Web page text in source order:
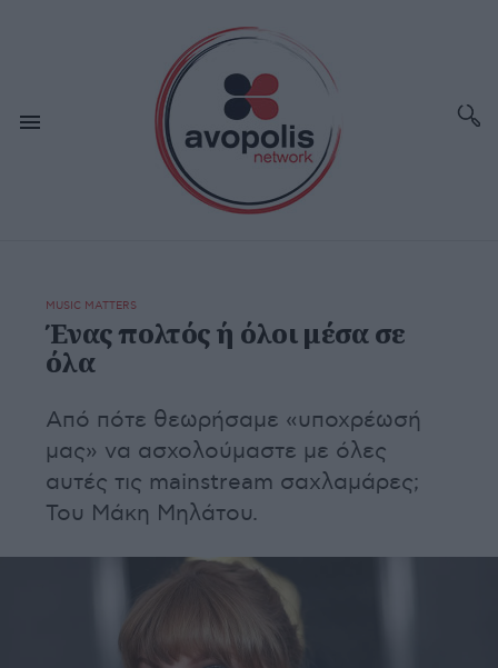
MUSIC MATTERS
Ένας πολτός ή όλοι μέσα σε
όλα
Από πότε θεωρήσαμε «υποχρέωσή
μας» να ασχολούμαστε με όλες
αυτές τις mainstream σαχλαμάρες;
Του Μάκη Μηλάτου.